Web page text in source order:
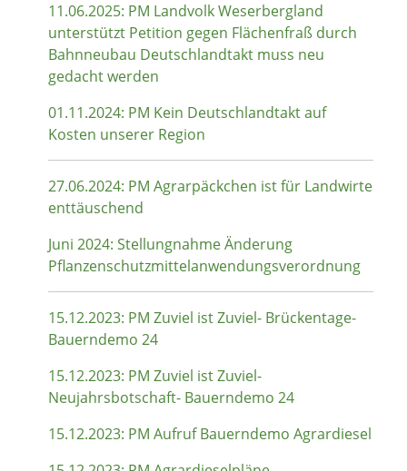
11.06.2025: PM Landvolk Weserbergland
unterstützt Petition gegen Flächenfraß durch
Bahnneubau Deutschlandtakt muss neu
gedacht werden
01.11.2024: PM Kein Deutschlandtakt auf
Kosten unserer Region
27.06.2024: PM Agrarpäckchen ist für Landwirte
enttäuschend
Juni 2024: Stellungnahme Änderung
Pflanzenschutzmittelanwendungsverordnung
15.12.2023: PM Zuviel ist Zuviel- Brückentage-
Bauerndemo 24
15.12.2023: PM Zuviel ist Zuviel-
Neujahrsbotschaft- Bauerndemo 24
15.12.2023: PM Aufruf Bauerndemo Agrardiesel